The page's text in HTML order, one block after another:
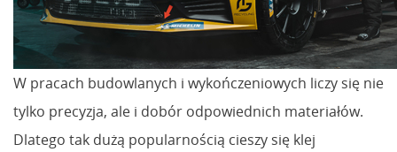
W pracach budowlanych i wykończeniowych liczy się nie
tylko precyzja, ale i dobór odpowiednich materiałów.
Dlatego tak dużą popularnością cieszy się klej